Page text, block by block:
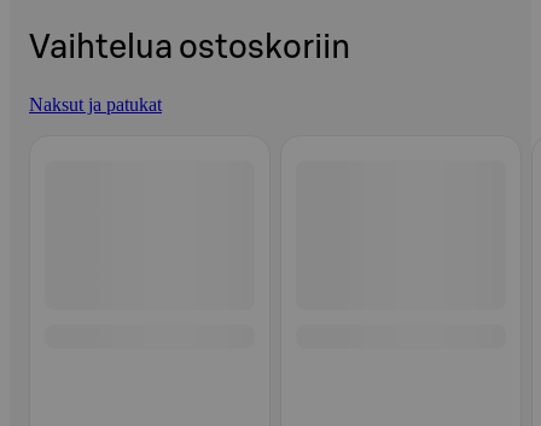
Vaihtelua ostoskoriin
Naksut ja patukat